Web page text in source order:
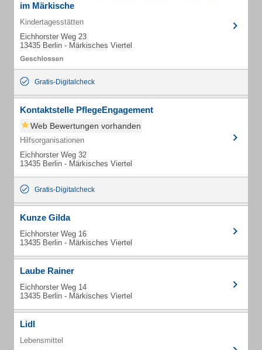
im Märkische
Kindertagesstätten
Eichhorster Weg 23
13435 Berlin - Märkisches Viertel
Gratis-Digitalcheck
Kontaktstelle PflegeEngagement
Web Bewertungen vorhanden
Hilfsorganisationen
Eichhorster Weg 32
13435 Berlin - Märkisches Viertel
Gratis-Digitalcheck
Kunze Gilda
Eichhorster Weg 16
13435 Berlin - Märkisches Viertel
Laube Rainer
Eichhorster Weg 14
13435 Berlin - Märkisches Viertel
Lidl
Lebensmittel